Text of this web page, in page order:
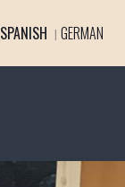
SPANISH GERMAN